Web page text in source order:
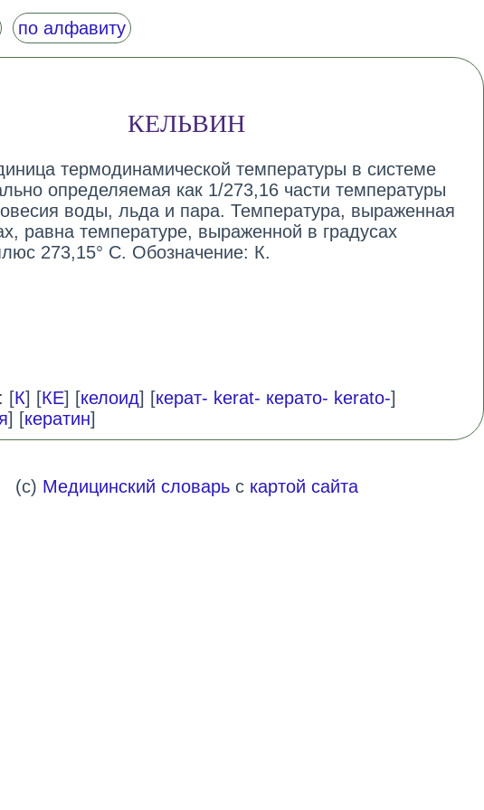
по алфавиту
КЕЛЬВИН
термодинамической температуры в системе
определяемая как 1/273,16 части температуры
воды, льда и пара. Температура, выраженная
равна температуре, выраженной в градусах
273,15° С. Обозначение: К.
[К] [КЕ] [келоид] [керат- kerat- керато- kerato-]
] [кератин]
(c) Медицинский словарьс картой сайта